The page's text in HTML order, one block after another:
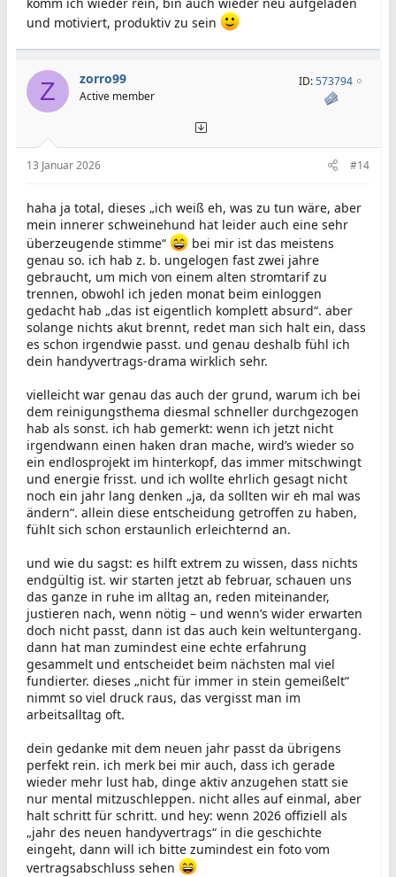
und motiviert, produktiv zu sein
Z zorro99
Active member
ID:573794
13 Januar 2026 #14
haha ja total, dieses „ich weiß eh, was zu tun wäre, aber
mein innerer schweinehund hat leider auch eine sehr
überzeugende stimme“
bei mir ist das meistens
genau so. ich hab z. b. ungelogen fast zwei jahre
gebraucht, um mich von einem alten stromtarif zu
trennen, obwohl ich jeden monat beim einloggen
gedacht hab „das ist eigentlich komplett absurd“. aber
solange nichts akut brennt, redet man sich halt ein, dass
es schon irgendwie passt. und genau deshalb fühl ich
dein handyvertrags-drama wirklich sehr.
vielleicht war genau das auch der grund, warum ich bei
dem reinigungsthema diesmal schneller durchgezogen
hab als sonst. ich hab gemerkt: wenn ich jetzt nicht
irgendwann einen haken dran mache, wird’s wieder so
ein endlosprojekt im hinterkopf, das immer mitschwingt
und energie frisst. und ich wollte ehrlich gesagt nicht
noch ein jahr lang denken „ja, da sollten wir eh mal was
ändern“. allein diese entscheidung getroffen zu haben,
fühlt sich schon erstaunlich erleichternd an.
und wie du sagst: es hilft extrem zu wissen, dass nichts
endgültig ist. wir starten jetzt ab februar, schauen uns
das ganze in ruhe im alltag an, reden miteinander,
justieren nach, wenn nötig – und wenn’s wider erwarten
doch nicht passt, dann ist das auch kein weltuntergang.
dann hat man zumindest eine echte erfahrung
gesammelt und entscheidet beim nächsten mal viel
fundierter. dieses „nicht für immer in stein gemeißelt“
nimmt so viel druck raus, das vergisst man im
arbeitsalltag oft.
dein gedanke mit dem neuen jahr passt da übrigens
perfekt rein. ich merk bei mir auch, dass ich gerade
wieder mehr lust hab, dinge aktiv anzugehen statt sie
nur mental mitzuschleppen. nicht alles auf einmal, aber
halt schritt für schritt. und hey: wenn 2026 offiziell als
„jahr des neuen handyvertrags“ in die geschichte
eingeht, dann will ich bitte zumindest ein foto vom
vertragsabschluss sehen